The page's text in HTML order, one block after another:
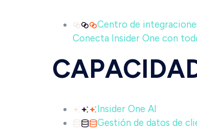
Centro de
Conecta Insider One con
Insider One AI
Gestión de datos de